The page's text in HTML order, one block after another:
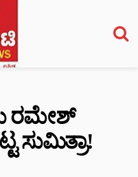
ರಮೇಶ್
ಸುಮಿತ್ರಾ!